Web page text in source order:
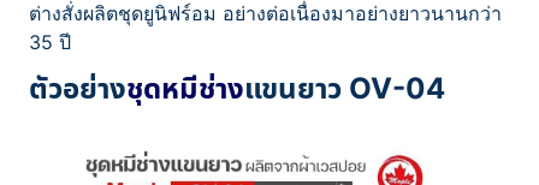
ต่างสั่งผลิตชุดยูนิฟร์อม อย่างต่อเนื่องมาอย่างยาวนานกว่า
35 ปี
ตัวอย่างชุดหมีช่างแขนยาว OV-04